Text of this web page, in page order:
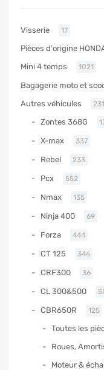
Visserie 17
Pièces d'origine
Mini 4 temps 1021
Bagagerie moto et
Autres véhicules
Zontes 368G
X-max 337
Rebel 233
Pcx 552
Nmax 135
Ninja 400 69
Forza 444
CT 125 346
CRF300 36
CL 300&500
CBR650R 125
Toutes les
Roues,
Moteur &